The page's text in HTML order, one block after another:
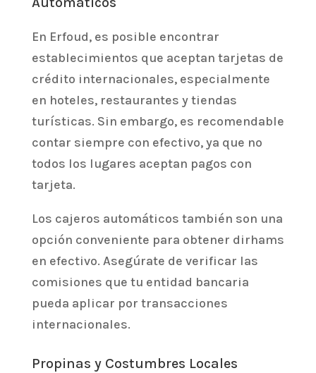
En Erfoud, es posible encontrar
establecimientos que aceptan tarjetas de
crédito internacionales, especialmente
en hoteles, restaurantes y tiendas
turísticas. Sin embargo, es recomendable
contar siempre con efectivo, ya que no
todos los lugares aceptan pagos con
tarjeta.
Los cajeros automáticos también son una
opción conveniente para obtener dirhams
en efectivo. Asegúrate de verificar las
comisiones que tu entidad bancaria
pueda aplicar por transacciones
internacionales.
Propinas y Costumbres Locales